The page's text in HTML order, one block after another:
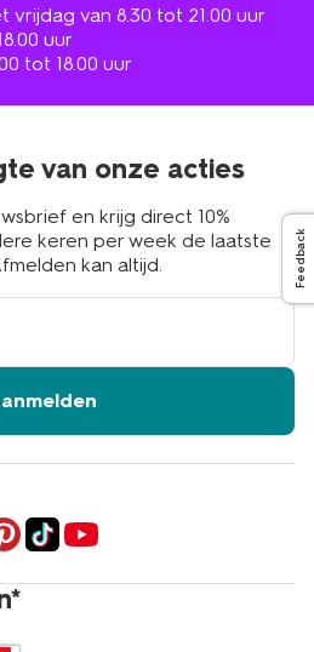
van 8.30 tot 21.00 uur
uur
tot 18.00 uur
van onze acties
en krijg direct 10%
keren per week de laatste
kan altijd.
Feedback